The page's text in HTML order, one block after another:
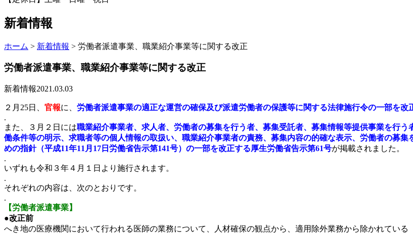
新着情報
ホーム > 新着情報 > 労働者派遣事業、職業紹介事業等に関する改正
労働者派遣事業、職業紹介事業等に関する改正
新着情報2021.03.03
２月25日、 官報に、 労働者派遣事業の適正な運営の確保及び派遣労働者の保護等に関する法律施行令の一部を改
.
また、３月２日には職業紹介事業者、求人者、労働者の募集を行う者、募集受託者、募集情報等提供事業を行
働条件等の明示、求職者等の個人情報の取扱い、職業紹介事業者の責務、募集内容の的確な表示、労働者の募
めの指針（平成11年11月17日労働省告示第141号）の一部を改正する厚生労働省告示第61号が掲載されました。
.
いずれも令和３年４月１日より施行されます。
.
それぞれの内容は、次のとおりです。
.
【労働者派遣事業】
●改正前
へき地の医療機関において行われる医師の業務について、人材確保の観点から、適用除外業務から除かれている